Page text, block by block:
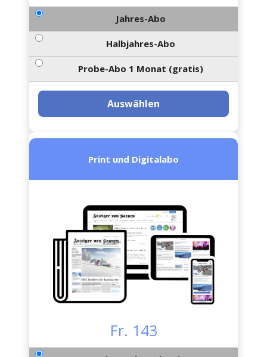
Jahres-Abo
Halbjahres-Abo
Probe-Abo 1 Monat (gratis)
Auswählen
Print und Digitalabo
Fr. 143